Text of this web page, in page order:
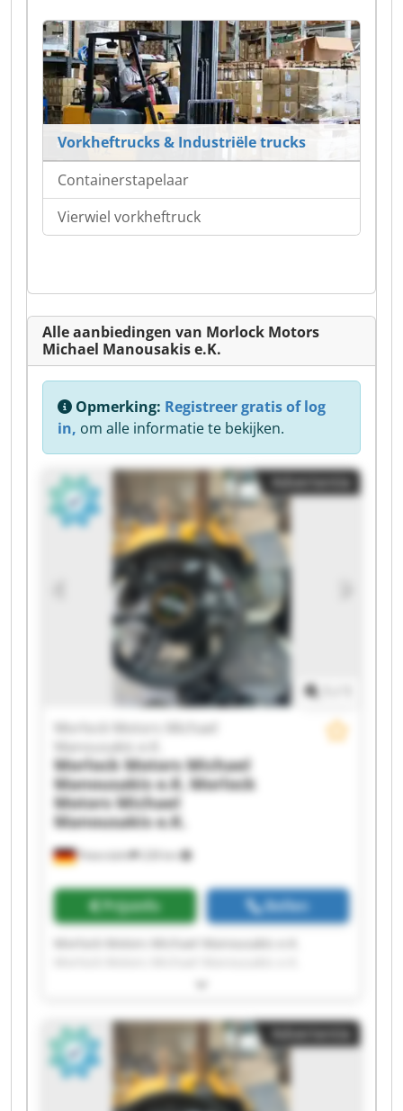
Vorkheftrucks & Industriële trucks
Containerstapelaar
Vierwiel vorkheftruck
Alle aanbiedingen van Morlock Motors
Michael Manousakis e.K.
Opmerking: Registreer gratis of log
in, om alle informatie te bekijken.
Peterslahr 228 km
Morlock Motors Michael
Manousakis e.K.
Morlock Motors Michael
Manousakis e.K. Morlock
Motors Michael
Manousakis e.K.
Prijsinfo Bellen
Morlock Motors Michael Manousakis e.K.
Morlock Motors Michael Manousakis e.K.
Morlock Motors Michael Manousakis e.K.
Morlock Motors Michael Manousakis e.K.
Morlock Motors Michael Manousakis e.K.
Morlock Motors Michael Manousakis e.K.